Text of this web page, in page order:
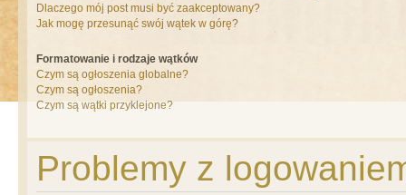
Dlaczego mój post musi być zaakceptowany?
Jak mogę przesunąć swój wątek w górę?
Formatowanie i rodzaje wątków
Czym są ogłoszenia globalne?
Czym są ogłoszenia?
Czym są wątki przyklejone?
Problemy z